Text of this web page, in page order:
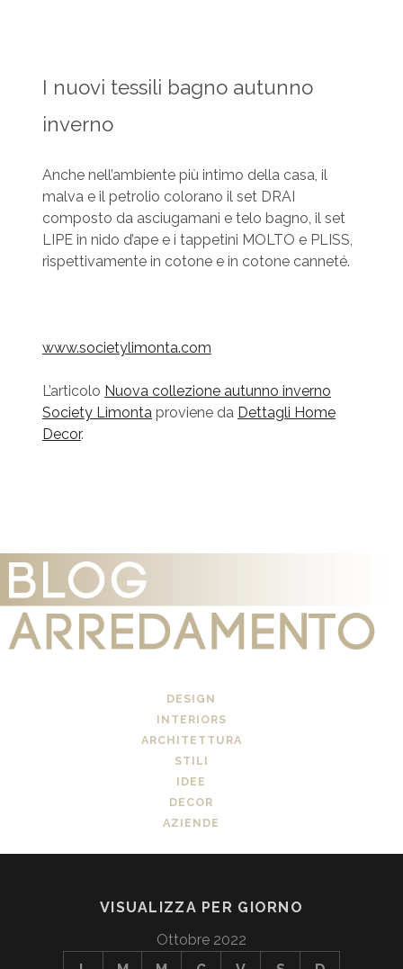
I nuovi tessili bagno autunno
inverno
Anche nell’ambiente più intimo della casa, il
malva e il petrolio colorano il set DRAI
composto da asciugamani e telo bagno, il set
LIPE in nido d’ape e i tappetini MOLTO e PLISS,
rispettivamente in cotone e in cotone canneté.
www.societylimonta.com
L’articolo Nuova collezione autunno inverno
Society Limontaproviene da Dettagli Home
Decor.
DESIGN
INTERIORS
ARCHITETTURA
STILI
IDEE
DECOR
AZIENDE
VISUALIZZA PER GIORNO
Ottobre 2022